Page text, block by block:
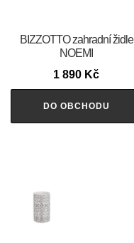
BIZZOTTO zahradní židle
NOEMI
1 890 Kč
DO OBCHODU